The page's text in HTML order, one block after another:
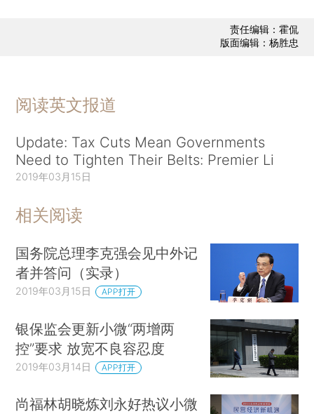
责任编辑：霍侃
版面编辑：杨胜忠
阅读英文报道
Update: Tax Cuts Mean Governments
Need to Tighten Their Belts: Premier Li
2019年03月15日
相关阅读
国务院总理李克强会见中外记
者并答问（实录）
2019年03月15日 APP打开
银保监会更新小微“两增两
控”要求 放宽不良容忍度
2019年03月14日 APP打开
尚福林胡晓炼刘永好热议小微